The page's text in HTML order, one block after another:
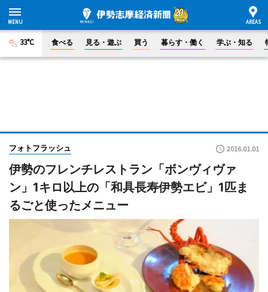
33°C 食べる 見る・遊ぶ 買う 暮らす・働く 学ぶ・知る
フォトフラッシュ 2016.01.01
伊勢のフレンチレストラン「ボンヴィヴァ
ン」1キロ以上の「和具長寿伊勢エビ」1匹ま
るごと使ったメニュー